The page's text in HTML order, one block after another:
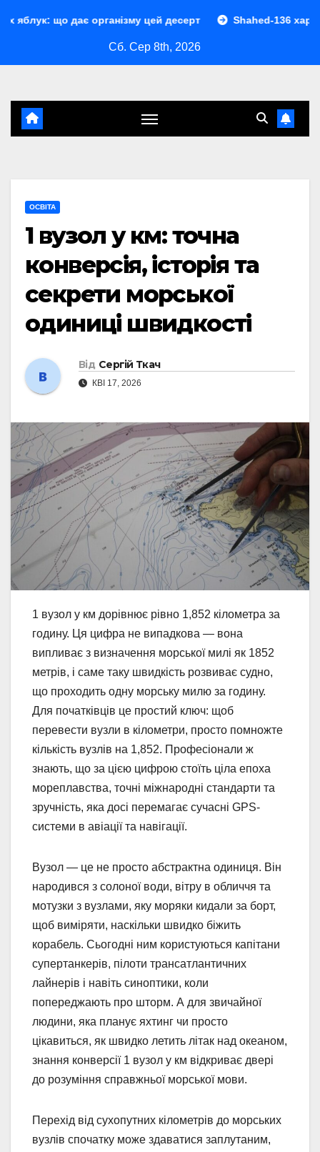
організму цей десерт Shahed-136 характеристики:
Сб. Сер 8th, 2026
ОСВІТА
1 вузол у км: точна
конверсія, історія та
секрети морської
одиниці швидкості
Від Сергій Ткач
КВІ 17, 2026
1 вузол у км дорівнює рівно 1,852 кілометра за
годину. Ця цифра не випадкова — вона
випливає з визначення морської милі як 1852
метрів, і саме таку швидкість розвиває судно,
що проходить одну морську милю за годину.
Для початківців це простий ключ: щоб
перевести вузли в кілометри, просто помножте
кількість вузлів на 1,852. Професіонали ж
знають, що за цією цифрою стоїть ціла епоха
мореплавства, точні міжнародні стандарти та
зручність, яка досі перемагає сучасні GPS-
системи в авіації та навігації.
Вузол — це не просто абстрактна одиниця. Він
народився з солоної води, вітру в обличчя та
мотузки з вузлами, яку моряки кидали за борт,
щоб виміряти, наскільки швидко біжить
корабель. Сьогодні ним користуються капітани
супертанкерів, пілоти трансатлантичних
лайнерів і навіть синоптики, коли
попереджають про шторм. А для звичайної
людини, яка планує яхтинг чи просто
цікавиться, як швидко летить літак над океаном,
знання конверсії 1 вузол у км відкриває двері
до розуміння справжньої морської мови.
Перехід від сухопутних кілометрів до морських
вузлів спочатку може здаватися заплутаним,